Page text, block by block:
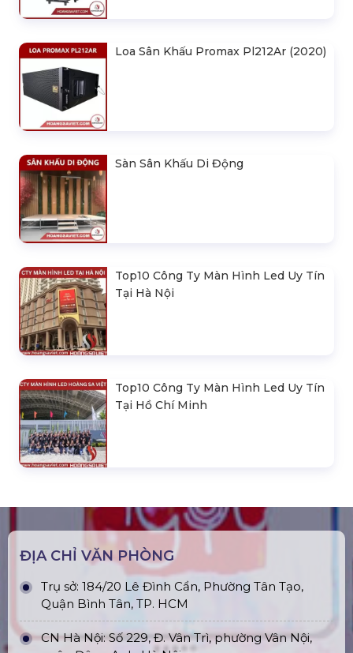
Loa Sân Khấu Promax Pl212Ar (2020)
Sàn Sân Khấu Di Động
Top10 Công Ty Màn Hình Led Uy Tín
Tại Hà Nội
Top10 Công Ty Màn Hình Led Uy Tín
Tại Hồ Chí Minh
ĐỊA CHỈ VĂN PHÒNG
Trụ sở: 184/20 Lê Đình Cẩn, Phường Tân Tạo,
Quận Bình Tân, TP. HCM
CN Hà Nội: Số 229, Đ. Vân Trì, phường Vân Nội,